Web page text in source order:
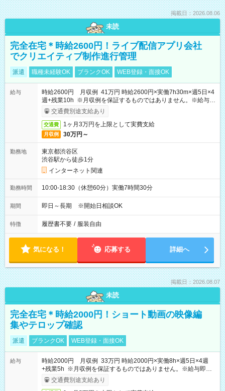
掲載日：2026.08.06
未読
完全在宅＊時給2600円！ライブ配信アプリ会社
でクリエイティブ制作進行管理
派遣 職種未経験OK ブランクOK WEB登録・面接OK
給与
時給2600円 月収例 41万円 時給2600円×実働7h30m×週5日×4
週+残業10h ※月収例を保証するものではありません。※給与即
受取りサービス利用可（利用条件有）
交通費別途支給あり
交通費 1ヶ月3万円を上限として実費支給
月収例 30万円～
勤務地
東京都渋谷区
渋谷駅から徒歩1分
インターネット関連
勤務時間 10:00-18:30（休憩60分）実働7時間30分
期間 即日～長期 ※開始日相談OK
特徴 履歴書不要 / 服装自由
気になる！ 応募する 詳細へ
掲載日：2026.08.07
未読
完全在宅＊時給2000円！ショート動画の映像編
集やテロップ確認
派遣 ブランクOK WEB登録・面接OK
給与
時給2000円 月収例 33万円 時給2000円×実働8h×週5日×4週
+残業5h ※月収例を保証するものではありません。※給与即受
取りサービス利用可（利用条件有）
交通費別途支給あり